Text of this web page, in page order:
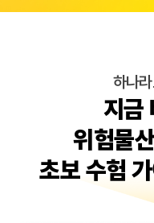
하나
지금
위험물
초보 수험